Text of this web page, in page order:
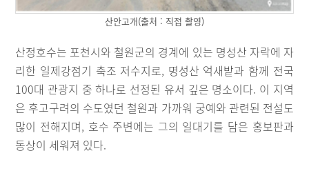
산안고개(출처 : 직접 촬영)
산정호수는 포천시와 철원군의 경계에 있는 명성산 자락에 자
리한 일제강점기 축조 저수지로, 명성산 억새밭과 함께 전국
100대 관광지 중 하나로 선정된 유서 깊은 명소이다. 이 지역
은 후고구려의 수도였던 철원과 가까워 궁예와 관련된 전설도
많이 전해지며, 호수 주변에는 그의 일대기를 담은 홍보판과
동상이 세워져 있다.